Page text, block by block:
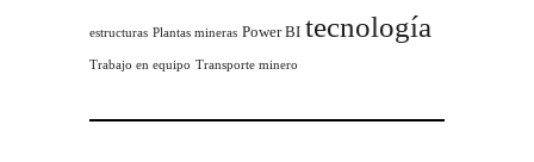
estructuras Plantas mineras Power BI tecnología
Trabajo en equipo Transporte minero